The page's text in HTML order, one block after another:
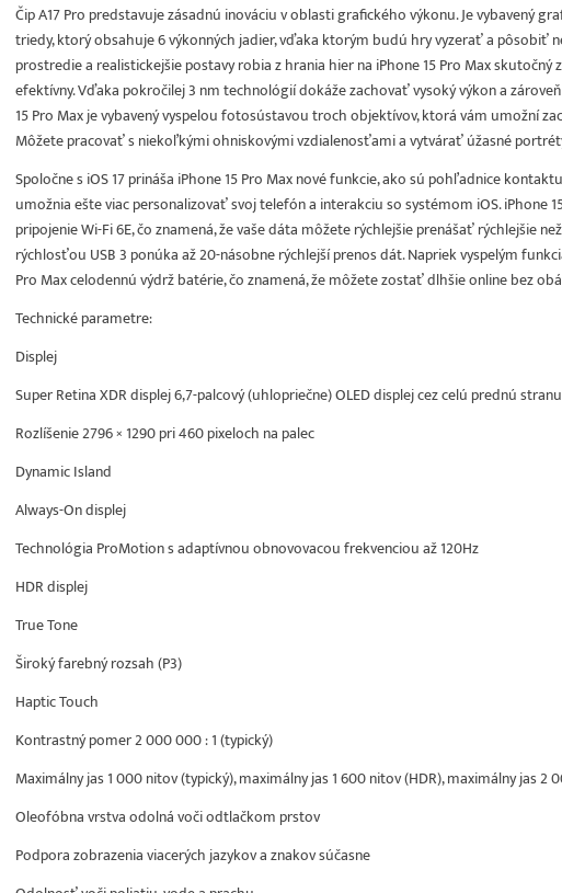
Čip A17 Pro predstavuje zásadnú inováciu v oblasti grafického výkonu. Je vybavený
triedy, ktorý obsahuje 6 výkonných jadier, vďaka ktorým budú hry vyzerať a pôsobiť
prostredie a realistickejšie postavy robia z hrania hier na iPhone 15 Pro Max skutočný
efektívny. Vďaka pokročilej 3 nm technológií dokáže zachovať vysoký výkon a
15 Pro Max je vybavený vyspelou fotosústavou troch objektívov, ktorá vám umožní
Môžete pracovať s niekoľkými ohniskovými vzdialenosťami a vytvárať úžasné
Spoločne s iOS 17 prináša iPhone 15 Pro Max nové funkcie, ako sú pohľadnice
umožnia ešte viac personalizovať svoj telefón a interakciu so systémom iOS. iPhone
pripojenie Wi-Fi 6E, čo znamená, že vaše dáta môžete rýchlejšie prenášať rýchlejšie
rýchlosťou USB 3 ponúka až 20-násobne rýchlejší prenos dát. Napriek vyspelým
Pro Max celodennú výdrž batérie, čo znamená, že môžete zostať dlhšie online bez
Technické parametre:
Displej
Super Retina XDR displej 6,7-palcový (uhlopriečne) OLED displej cez celú prednú stranu
Rozlíšenie 2796 × 1290 pri 460 pixeloch na palec
Dynamic Island
Always-On displej
Technológia ProMotion s adaptívnou obnovovacou frekvenciou až 120Hz
HDR displej
True Tone
Široký farebný rozsah (P3)
Haptic Touch
Kontrastný pomer 2 000 000 : 1 (typický)
Maximálny jas 1 000 nitov (typický), maximálny jas 1 600 nitov (HDR), maximálny jas
Oleofóbna vrstva odolná voči odtlačkom prstov
Podpora zobrazenia viacerých jazykov a znakov súčasne